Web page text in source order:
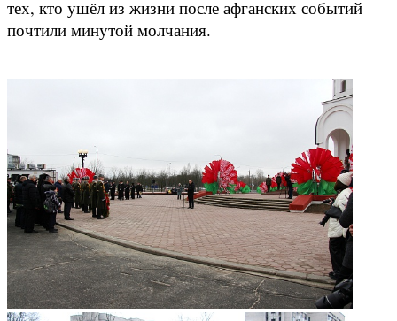
тех, кто ушёл из жизни после афганских событий
почтили минутой молчания.